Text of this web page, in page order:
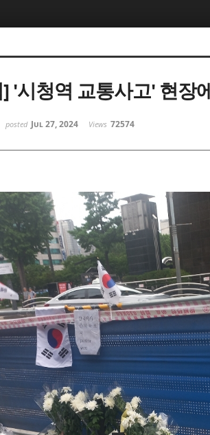
'시청역 교통사고' 현장
posted Jul 27, 2024 Views 72574